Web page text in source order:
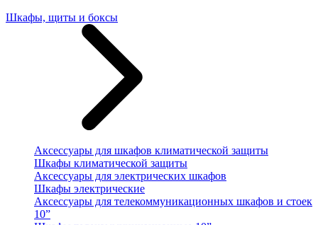
Шкафы, щиты и боксы
Аксессуары для шкафов климатической защиты
Шкафы климатической защиты
Аксессуары для электрических шкафов
Шкафы электрические
Аксессуары для телекоммуникационных шкафов и стоек
10”